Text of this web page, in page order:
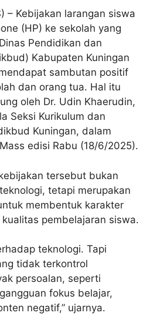
– Kebijakan larangan siswa
(HP) ke sekolah yang
Pendidikan dan
Kabupaten Kuningan
sambutan positif
dan orang tua. Hal itu
oleh Dr. Udin Khaerudin,
Seksi Kurikulum dan
Kuningan, dalam
edisi Rabu (18/6/2025).
tersebut bukan
tetapi merupakan
membentuk karakter
pembelajaran siswa.
teknologi. Tapi
tidak terkontrol
persoalan, seperti
fokus belajar,
negatif,” ujarnya.